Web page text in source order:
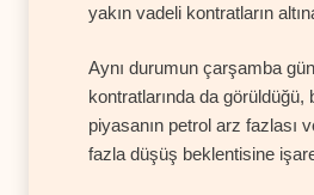
yakın vadeli kontratların
Aynı durumun çarşamba
kontratlarında da görüldüğü,
piyasanın petrol arz fazlası
fazla düşüş beklentisine